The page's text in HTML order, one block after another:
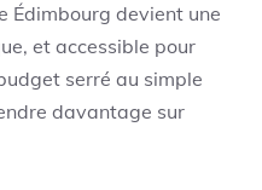
Édimbourg devient une
et accessible pour
serré au simple
davantage sur